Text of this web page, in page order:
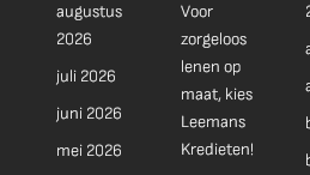
augustus
2026
juli 2026
juni 2026
mei 2026
Voor
zorgeloos
lenen op
maat, kies
Leemans
Kredieten!